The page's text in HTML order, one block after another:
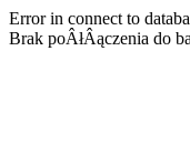
Error in connect to
Brak poÂłÂączenia do